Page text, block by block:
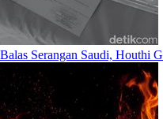
Balas Serangan Saudi, Houthi